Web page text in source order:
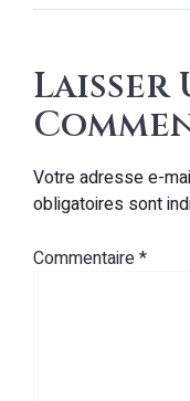
Laisser
Votre adresse e-
obligatoires sont
Commentaire*